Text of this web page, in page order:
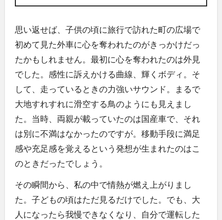
思い返せば、子供の頃に旅行で訪れた町の広場で
初めて見た外車に心を奪われたのがきっかけだっ
たかもしれません。最初に心を奪われたのは外見
でした。感性に訴えかける曲線、輝くボディ。そ
して、走っているときの力強いサウンド。まるで
大地すれすれに滑空する鳥のようにも見えまし
た。当時、両親が載っていたのは国産車で、それ
は別に不満はなかったのですが。移動手段に満足
感や充足感を覚えるという発想が生まれたのはこ
のときだったでしょう。
その瞬間から、私の中で情熱が燃え上がりまし
た。子どもの頃はただ見るだけでした。でも、大
人になったら我慢できなくなり、自分で運転した